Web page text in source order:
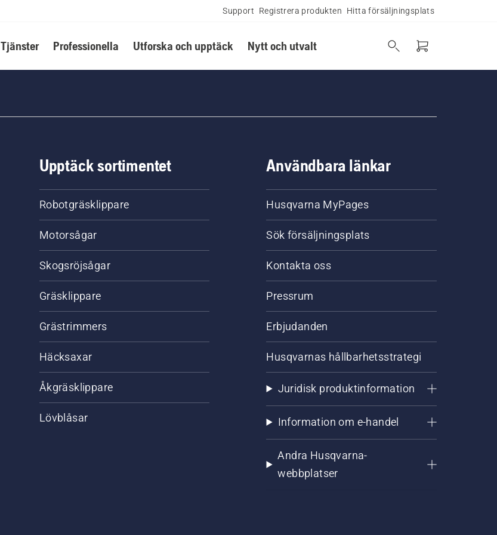
Support Registrera produkten Hitta försäljningsplats
Tjänster Professionella Utforska och upptäck Nytt och utvalt
Upptäck sortimentet
Robotgräsklippare
Motorsågar
Skogsröjsågar
Gräsklippare
Grästrimmers
Häcksaxar
Åkgräsklippare
Lövblåsar
Användbara länkar
Husqvarna MyPages
Sök försäljningsplats
Kontakta oss
Pressrum
Erbjudanden
Husqvarnas hållbarhetsstrategi
Juridisk produktinformation
Information om e-handel
Andra Husqvarna-
webbplatser